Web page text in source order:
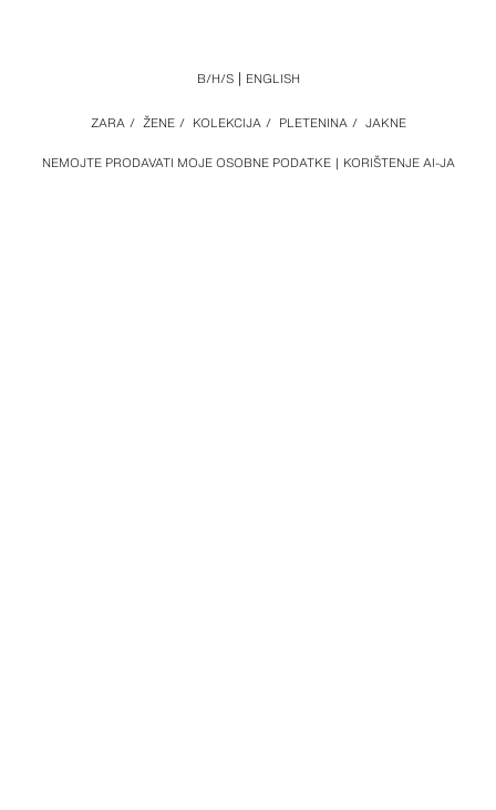
NEMOJTE PRODAVATI MOJE OSOBNE PODATKE KORIŠTENJE AI-JA
ZARA / ŽENE / KOLEKCIJA / PLETENINA / JAKNE
B/H/S ENGLISH